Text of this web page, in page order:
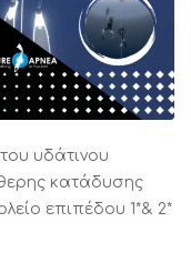
υδάτινου
κατάδυσης
επιπέδου 1*& 2*